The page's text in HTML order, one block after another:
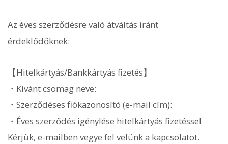
Az éves szerződésre való átváltás iránt
érdeklődőknek:
【Hitelkártyás/Bankkártyás fizetés】
・Kívánt csomag neve:
・Szerződéses fiókazonosító (e-mail cím):
・Éves szerződés igénylése hitelkártyás fizetéssel
Kérjük, e-mailben vegye fel velünk a kapcsolatot.